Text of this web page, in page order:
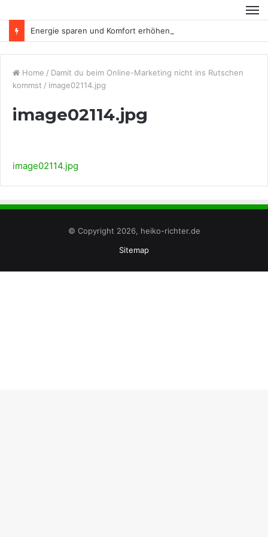
Energie sparen und Komfort erhöhen
Home / Damit du beim Online-Marketing nicht ins Rutschen
kommst / image02114.jpg
image02114.jpg
image02114.jpg
© Copyright 2026, heiko-richter.de
Sitemap